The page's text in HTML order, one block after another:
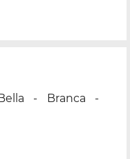
- Branca -